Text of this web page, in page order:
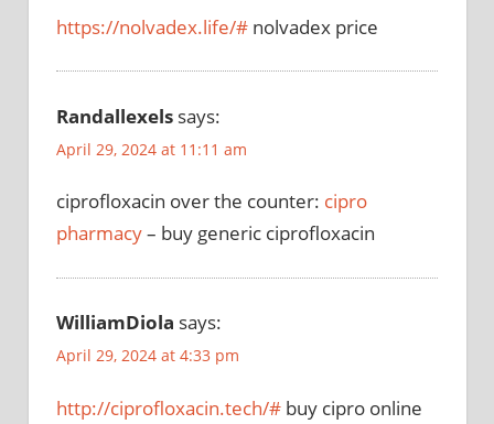
https://nolvadex.life/# nolvadex price
Randallexels says:
April 29, 2024 at 11:11 am
ciprofloxacin over the counter: cipro
pharmacy– buy generic ciprofloxacin
WilliamDiola says:
April 29, 2024 at 4:33 pm
http://ciprofloxacin.tech/# buy cipro online